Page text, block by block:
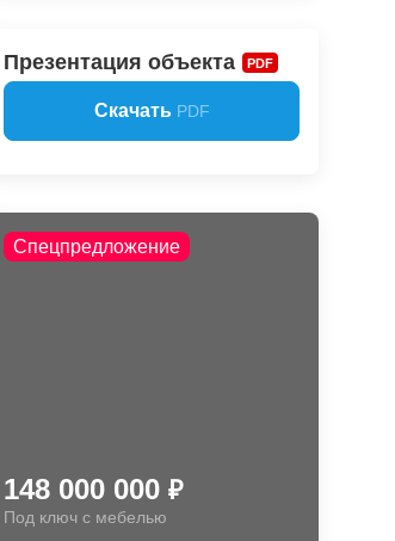
Презентация объекта PDF
Скачать PDF
Спецпредложение
148 000 000 ₽
Под ключ с мебелью